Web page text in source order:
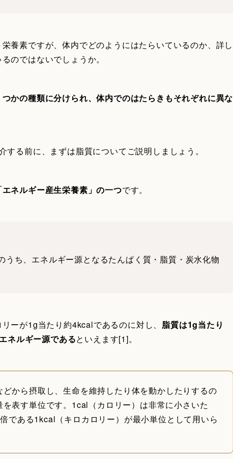
養素ですが、体内でどのようにはたらいているのか、詳し
のではないでしょうか。
かの種類に分けられ、体内でのはたらきもそれぞれに異な
る前に、まずは脂質についてご説明しましょう。
ネルギー産生栄養素」の一つです。
うち、エネルギー源となるたんぱく質・脂質・炭水化物
ーが1g当たり約4kcalであるのに対し、 脂質は1g当たり
ネルギー源であるといえます[1]。
から摂取し、生命を維持したり体を動かしたりするの
表す単位です。1cal（カロリー）は非常に小さいた
である1kcal（キロカロリー）が最小単位として用いら